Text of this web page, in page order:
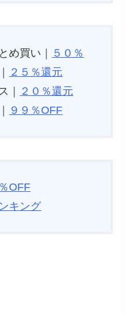
め買い｜ ５０％
２５％還元
｜ ２０％還元
９９％OFF
OFF
キング